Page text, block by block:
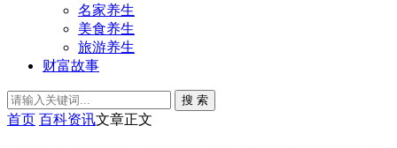
名家养生
美食养生
旅游养生
财富故事
搜 索
首页 百科资讯文章正文